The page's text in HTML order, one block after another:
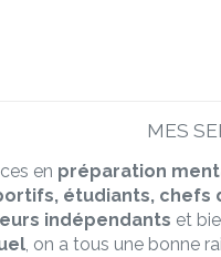
MES
en préparation
étudiants, chefs
indépendants et
, on a tous une bonne